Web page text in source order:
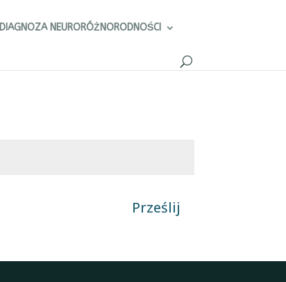
DIAGNOZA NEURORÓŻNORODNOŚCI
Prześlij